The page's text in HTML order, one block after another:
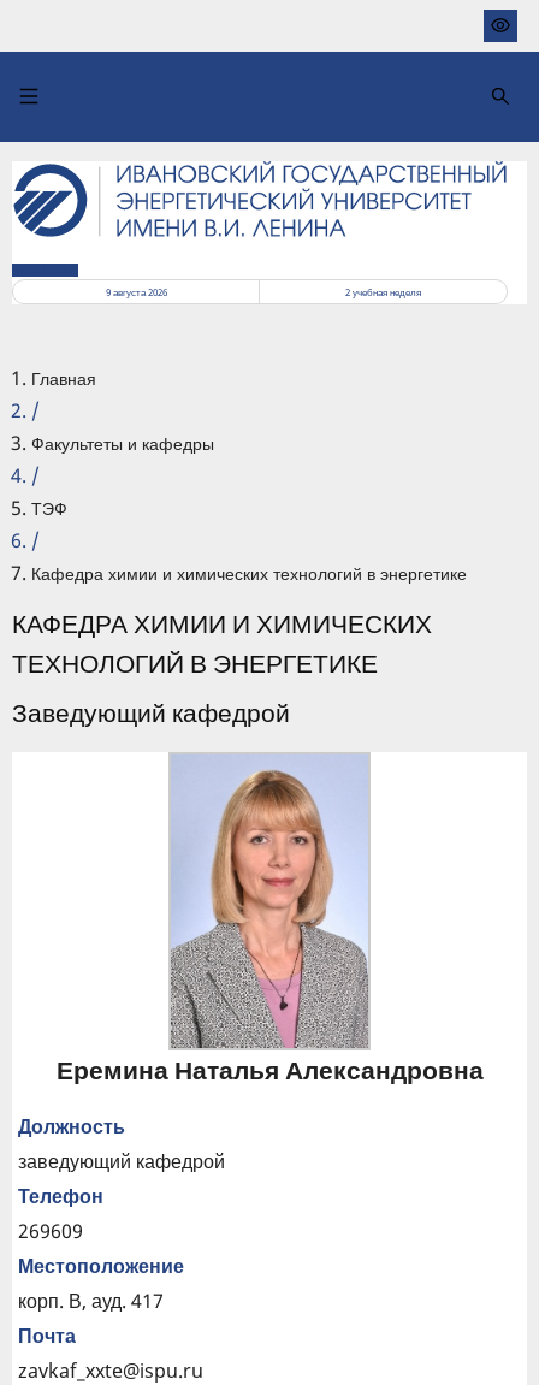
основному
9 августа 2026
2учебная неделя
Главная
/
Факультеты и кафедры
/
ТЭФ
/
Кафедра химии и химических технологий в энергетике
КАФЕДРА ХИМИИ И ХИМИЧЕСКИХ
ТЕХНОЛОГИЙ В ЭНЕРГЕТИКЕ
Заведующий кафедрой
Еремина Наталья Александровна
Должность
заведующий кафедрой
Телефон
269609
Местоположение
корп. В, ауд. 417
Почта
zavkaf_xxte@ispu.ru